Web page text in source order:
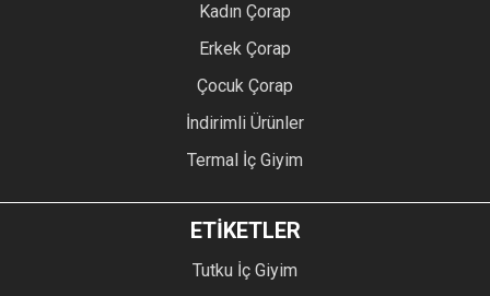
Kadın Çorap
Erkek Çorap
Çocuk Çorap
İndirimli Ürünler
Termal İç Giyim
ETİKETLER
Tutku İç Giyim